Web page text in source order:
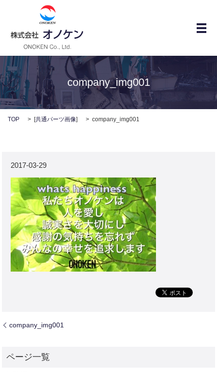
メ
company_img001
TOP [共通パーツ画像] company_img001
2017-03-29
company_img001